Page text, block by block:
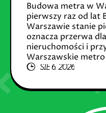
Budowa metra w
pierwszy raz od lat
Warszawie stanie
oznacza przerwa
nieruchomości i
Warszawskie metro
SIE 6, 2026